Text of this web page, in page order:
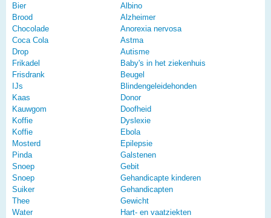
Bier
Brood
Chocolade
Coca Cola
Drop
Frikadel
Frisdrank
IJs
Kaas
Kauwgom
Koffie
Koffie
Mosterd
Pinda
Snoep
Snoep
Suiker
Thee
Water
Albino
Alzheimer
Anorexia nervosa
Astma
Autisme
Baby's in het ziekenhuis
Beugel
Blindengeleidehonden
Donor
Doofheid
Dyslexie
Ebola
Epilepsie
Galstenen
Gebit
Gehandicapte kinderen
Gehandicapten
Gewicht
Hart- en vaatziekten